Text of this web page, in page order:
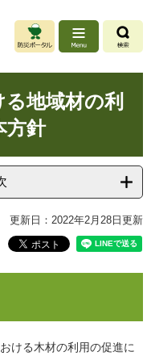
地域材の利
方針
更新日：2022年2月28日更新
ける木材の利用の促進に